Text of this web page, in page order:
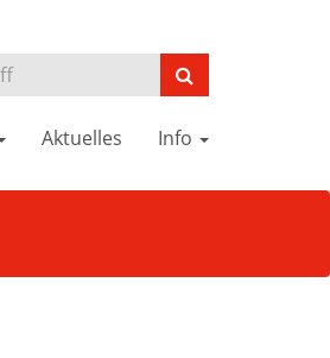
Aktuelles Info